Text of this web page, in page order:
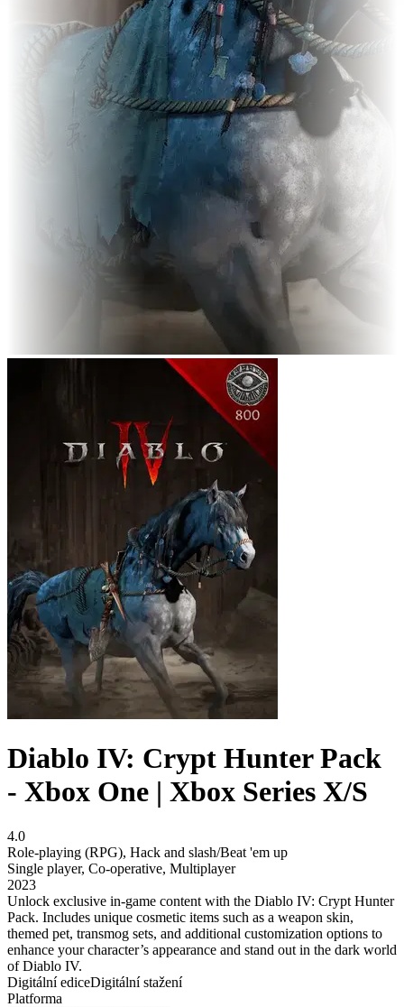
Diablo IV: Crypt Hunter Pack
- Xbox One | Xbox Series X/S
4.0
Role-playing (RPG), Hack and slash/Beat 'em up
Single player, Co-operative, Multiplayer
2023
Unlock exclusive in-game content with the Diablo IV: Crypt Hunter
Pack. Includes unique cosmetic items such as a weapon skin,
themed pet, transmog sets, and additional customization options to
enhance your character’s appearance and stand out in the dark world
of Diablo IV.
Digitální ediceDigitální stažení
Platforma